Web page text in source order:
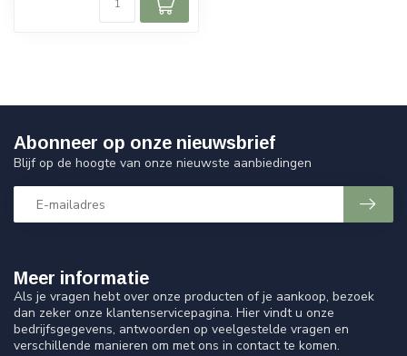
Meer informatie
Als je vragen hebt over onze producten of je aankoop, bezoek
dan zeker onze klantenservicepagina. Hier vindt u onze
bedrijfsgegevens, antwoorden op veelgestelde vragen en
verschillende manieren om met ons in contact te komen.
Abonneer op onze nieuwsbrief
Blijf op de hoogte van onze nieuwste aanbiedingen